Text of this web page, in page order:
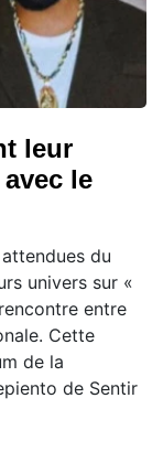
leur
le
du
univers sur «
entre
Cette
de la
de Sentir